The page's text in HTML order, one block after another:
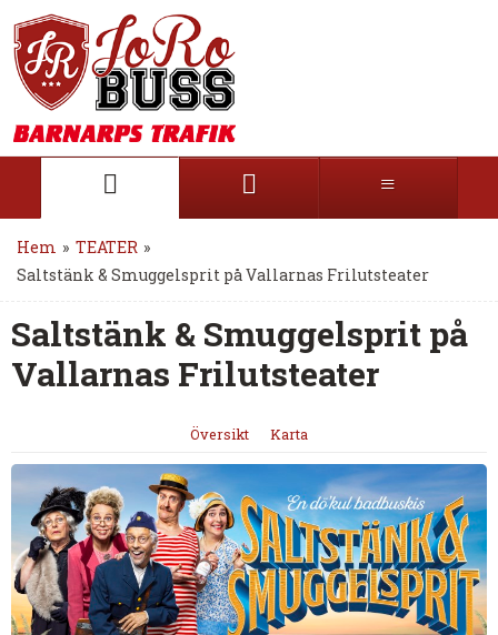
Hem » TEATER »
Saltstänk & Smuggelsprit på Vallarnas Frilutsteater
Saltstänk & Smuggelsprit på
Vallarnas Frilutsteater
Översikt Karta